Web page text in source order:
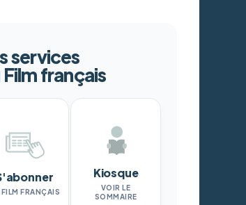
services
Film français
FRANÇAIS
Kiosque
VOIR LE
SOMMAIRE